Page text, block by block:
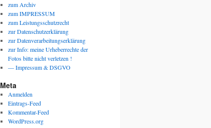
zum Archiv
zum IMPRESSUM
zum Leistungsschutzrecht
zur Datenschutzerklärung
zur Datenverarbeitungserklärung
zur Info: meine Urheberrechte der
Fotos bitte nicht verletzen !
— Impressum & DSGVO
Meta
Anmelden
Eintrags-Feed
Kommentar-Feed
WordPress.org